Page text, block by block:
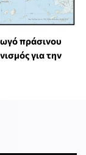
πράσινου
για την